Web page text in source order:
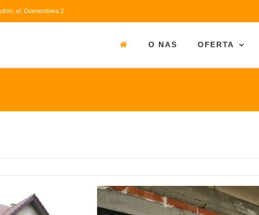
ul. Diamentowa 2
O NAS OFERTA